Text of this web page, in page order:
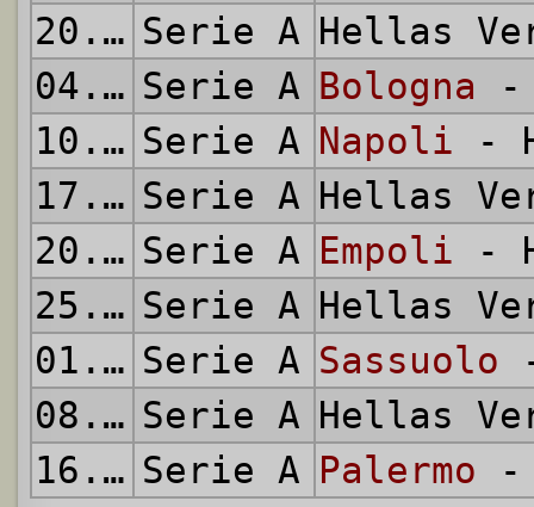
20.03.2016 Serie A Hellas
04.04.2016 Serie A Bologna -
10.04.2016 Serie A Napoli -
17.04.2016 Serie A Hellas
20.04.2016 Serie A Empoli -
25.04.2016 Serie A Hellas
01.05.2016 Serie A Sassuolo
08.05.2016 Serie A Hellas
16.05.2016 Serie A Palermo -